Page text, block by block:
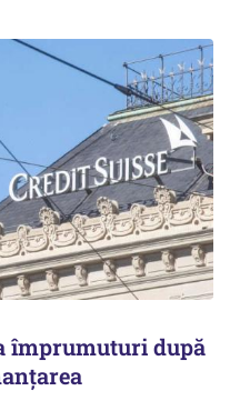
împrumuturi după